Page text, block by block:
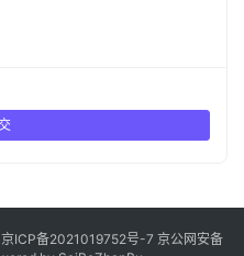
京ICP备2021019752号-7 京公网安备